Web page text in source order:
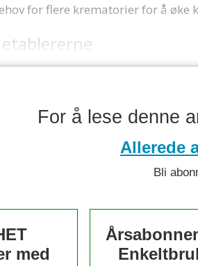
for flere krematorier for å øke
For å lese denne
Allerede
Bli
med